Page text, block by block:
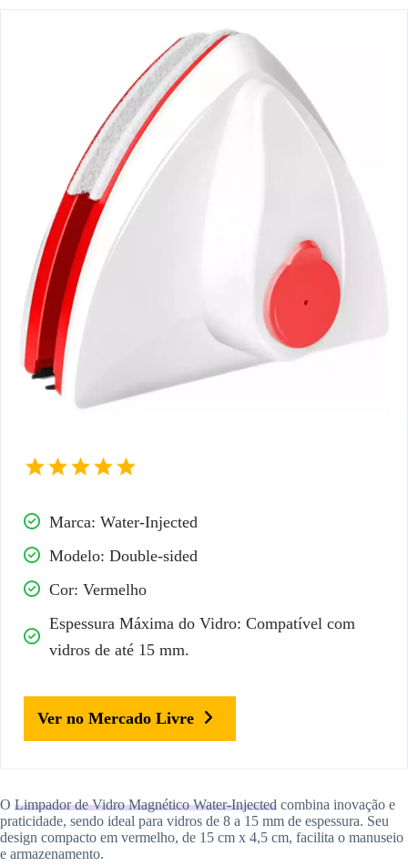
Marca: Water-Injected
Modelo: Double-sided
Cor: Vermelho
Espessura Máxima do Vidro: Compatível com
vidros de até 15 mm.
Ver no Mercado Livre
O Limpador de Vidro Magnético Water-Injected combina inovação e
praticidade, sendo ideal para vidros de 8 a 15 mm de espessura. Seu
design compacto em vermelho, de 15 cm x 4,5 cm, facilita o manuseio
e armazenamento.